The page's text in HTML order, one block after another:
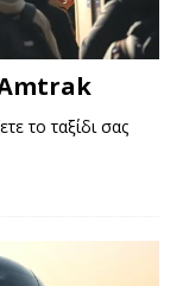
Amtrak
το ταξίδι σας